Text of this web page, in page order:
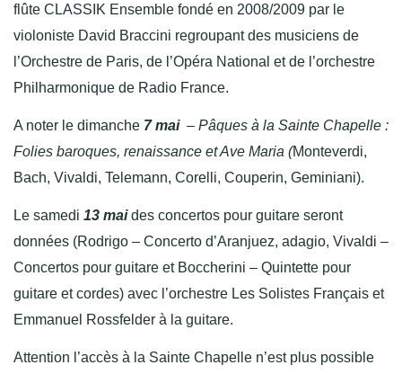
flûte CLASSIK Ensemble fondé en 2008/2009 par le
violoniste David Braccini regroupant des musiciens de
l’Orchestre de Paris, de l’Opéra National et de l’orchestre
Philharmonique de Radio France.
A noter le dimanche 7 mai – Pâques à la Sainte Chapelle :
Folies baroques, renaissance et Ave Maria (Monteverdi,
Bach, Vivaldi, Telemann, Corelli, Couperin, Geminiani).
Le samedi 13 maides concertos pour guitare seront
données (Rodrigo – Concerto d’Aranjuez, adagio, Vivaldi –
Concertos pour guitare et Boccherini – Quintette pour
guitare et cordes) avec l’orchestre Les Solistes Français et
Emmanuel Rossfelder à la guitare.
Attention l’accès à la Sainte Chapelle n’est plus possible